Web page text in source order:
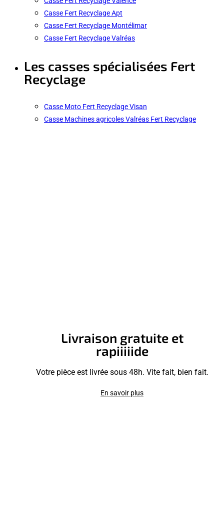
Casse Fert Recyclage Apt
Casse Fert Recyclage Montélimar
Casse Fert Recyclage Valréas
Les casses spécialisées Fert
Recyclage
Casse Moto Fert Recyclage Visan
Casse Machines agricoles Valréas Fert Recyclage
Livraison gratuite et
rapiiiiide
Votre pièce est livrée sous 48h. Vite fait, bien fait.
En savoir plus